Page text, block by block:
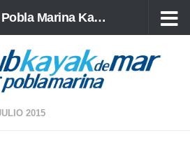
Club de Piragüismo Pobla Marina Kayak de Mar
2015